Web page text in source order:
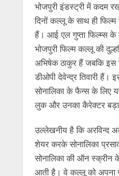
भोजपुरी इंडस्ट्री में कदम
दिनों कल्लू के साथ ही फिल्म
हैं। आई एल गुप्ता फिल्म्स
भोजपुरी फिल्म कल्लू की
अभिषेक ठाकुर हैं जबकि इस
डीओपी देवेन्द्र तिवारी हैं।
सोनालिका के फैन्स के लिए
लुक और उनका कैरेक्टर
उल्लेखनीय है कि अरविन्द
शेयर करके सोनालिका
सोनालिका की ऑन स्क्रीन
आती है। वे कल्लू को अपना